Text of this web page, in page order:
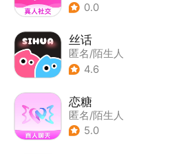
0.0
丝话
匿名/陌生人
4.6
恋糖
匿名/陌生人
5.0